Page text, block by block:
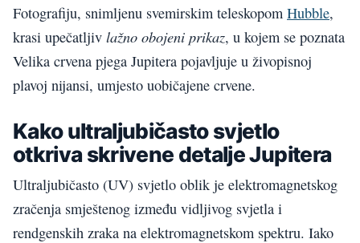
Fotografiju, snimljenu svemirskim teleskopom Hubble,
krasi upečatljiv lažno obojeni prikaz, u kojem se poznata
Velika crvena pjega Jupitera pojavljuje u živopisnoj
plavoj nijansi, umjesto uobičajene crvene.
Kako ultraljubičasto svjetlo
otkriva skrivene detalje Jupitera
Ultraljubičasto (UV) svjetlo oblik je elektromagnetskog
zračenja smještenog između vidljivog svjetla i
rendgenskih zraka na elektromagnetskom spektru. Iako